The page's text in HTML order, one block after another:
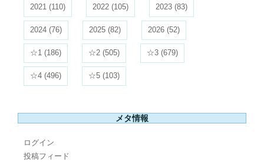
2021 (110) 2022 (105) 2023 (83)
2024 (76) 2025 (82) 2026 (52)
☆1 (186) ☆2 (505) ☆3 (679)
☆4 (496) ☆5 (103)
メタ情報
ログイン
投稿フィード